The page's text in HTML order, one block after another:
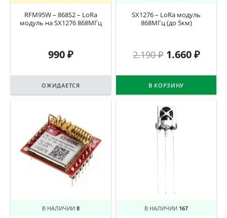
RFM95W – 868S2 – LoRa
модуль на SX1276 868МГц
990₽
ОЖИДАЕТСЯ
SX1276 – LoRa модуль
868МГц (до 5км)
2.190₽ 1.660₽
В КОРЗИНУ
В НАЛИЧИИ 8 В НАЛИЧИИ 167